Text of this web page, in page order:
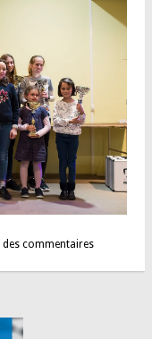
Domloupéens qualifiés pour
commentaires